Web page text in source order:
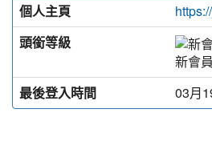
個人主頁
頭銜等級
新會員
最後登入時間
03月